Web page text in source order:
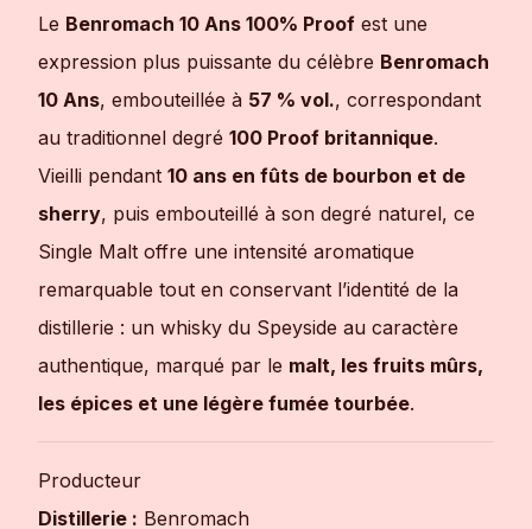
Le Benromach 10 Ans 100% Proof est une
expression plus puissante du célèbre Benromach
10 Ans, embouteillée à 57 % vol., correspondant
au traditionnel degré 100 Proof britannique.
Vieilli pendant 10 ans en fûts de bourbon et de
sherry, puis embouteillé à son degré naturel, ce
Single Malt offre une intensité aromatique
remarquable tout en conservant l’identité de la
distillerie : un whisky du Speyside au caractère
authentique, marqué par le malt, les fruits mûrs,
les épices et une légère fumée tourbée.
Producteur
Distillerie : Benromach